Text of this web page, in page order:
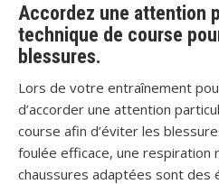
Accordez une attention
technique de course
blessures.
Lors de votre entraînement
d’accorder une attention
course afin d’éviter les
foulée efficace, une respiration
chaussures adaptées sont des